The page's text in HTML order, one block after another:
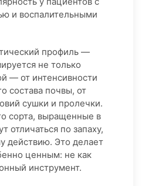
и воспалительными
профиль —
не только
— от интенсивности
состава почвы, от
сушки и пролечки.
сорта, выращенные в
отличаться по запаху,
действию. Это делает
ценным: не как
инструмент.